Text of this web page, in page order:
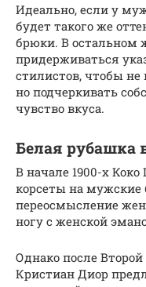
Идеально, если у
будет такого же
брюки. В остальном
придерживаться
стилистов, чтобы не
но подчеркивать
чувство вкуса.
Белая рубашка
В начале 1900-х
корсеты на
переосмысление
ногу с женской
Однако после
Кристиан Диор